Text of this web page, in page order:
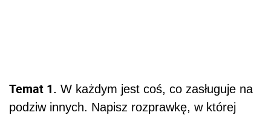
Temat 1. W każdym jest coś, co zasługuje na
podziw innych. Napisz rozprawkę, w której